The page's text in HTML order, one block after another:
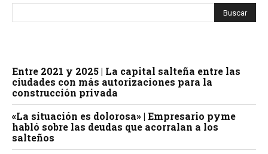
Entre 2021 y 2025 | La capital salteña entre las
ciudades con más autorizaciones para la
construcción privada
«La situación es dolorosa» | Empresario pyme
habló sobre las deudas que acorralan a los
salteños